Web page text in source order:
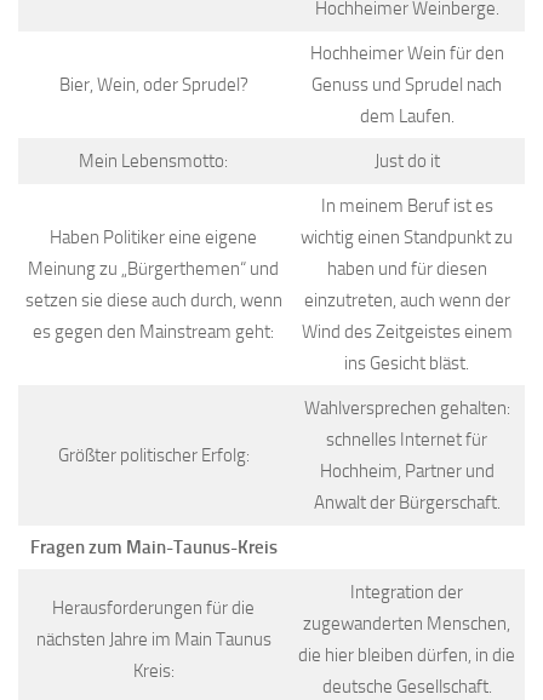
Hochheimer Weinberge.
Bier, Wein, oder Sprudel?
Hochheimer Wein für den
Genuss und Sprudel nach
dem Laufen.
Mein Lebensmotto: Just do it
Haben Politiker eine eigene
Meinung zu „Bürgerthemen“ und
setzen sie diese auch durch, wenn
es gegen den Mainstream geht:
In meinem Beruf ist es
wichtig einen Standpunkt zu
haben und für diesen
einzutreten, auch wenn der
Wind des Zeitgeistes einem
ins Gesicht bläst.
Größter politischer Erfolg:
Wahlversprechen gehalten:
schnelles Internet für
Hochheim, Partner und
Anwalt der Bürgerschaft.
Fragen zum Main-Taunus-Kreis
Herausforderungen für die
nächsten Jahre im Main Taunus
Kreis:
Integration der
zugewanderten Menschen,
die hier bleiben dürfen, in die
deutsche Gesellschaft.